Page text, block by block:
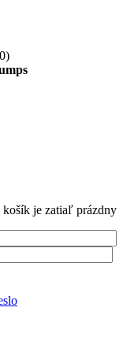
košík je zatiaľ prázdny